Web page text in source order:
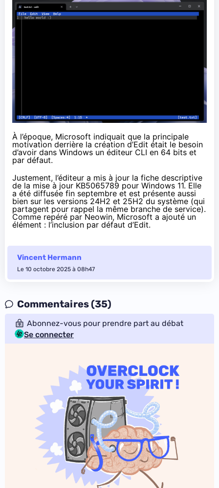
À l’époque, Microsoft indiquait que la principale
motivation derrière la création d’Edit était le besoin
d’avoir dans Windows un éditeur CLI en 64 bits et
par défaut.
Justement, l’éditeur a mis à jour la fiche descriptive
de la mise à jour KB5065789 pour Windows 11. Elle
a été diffusée fin septembre et est présente aussi
bien sur les versions 24H2 et 25H2 du système (qui
partagent pour rappel la même branche de service).
Comme repéré parNeowin, Microsoft a ajouté un
élément : l’inclusion par défaut d’Edit.
Vincent Hermann
Le 10 octobre 2025 à 08h47
Commentaires (35)
Abonnez-vous pour prendre part au débat
Se connecter